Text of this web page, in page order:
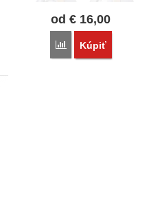
od€ 16,00
Porovnať
Kúpiť